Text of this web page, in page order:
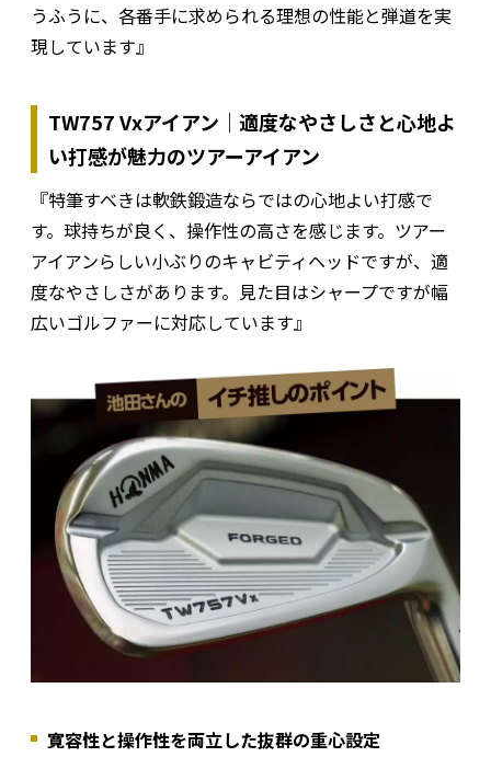
うふうに、各番手に求められる理想の性能と弾道を実
現しています』
TW757 Vxアイアン｜適度なやさしさと心地よ
い打感が魅力のツアーアイアン
『特筆すべきは軟鉄鍛造ならではの心地よい打感で
す。球持ちが良く、操作性の高さを感じます。ツアー
アイアンらしい小ぶりのキャビティヘッドですが、適
度なやさしさがあります。見た目はシャープですが幅
広いゴルファーに対応しています』
寛容性と操作性を両立した抜群の重心設定